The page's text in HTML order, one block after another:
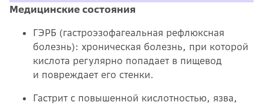
Медицинские состояния
ГЭРБ (гастроэзофагеальная рефлюксная
болезнь): хроническая болезнь, при которой
кислота регулярно попадает в пищевод
и повреждает его стенки.
Гастрит с повышенной кислотностью, язва,